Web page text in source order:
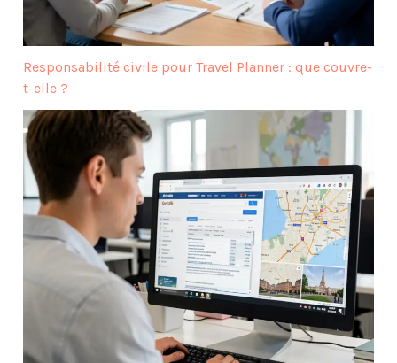
Responsabilité civile pour Travel Planner : que couvre-
t-elle ?